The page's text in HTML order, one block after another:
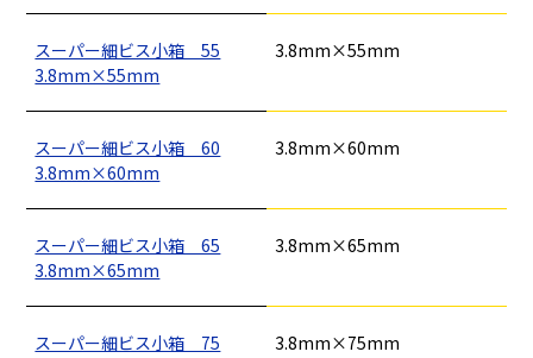
シーリング剤・接着剤・スプレー等
家、マンションを
建てる（建築）
塗装工事
（型枠工事）
イベント設置・
バリケード（保安）
災害、台風対策
・復旧貢献
スーパー細ビス小箱 55
3.8mm×55mm
3.8mm×55mm
スーパー細ビス小箱 60
3.8mm×60mm
3.8mm×60mm
スーパー細ビス小箱 65
3.8mm×65mm
3.8mm×65mm
スーパー細ビス小箱 75
3.8mm×75mm